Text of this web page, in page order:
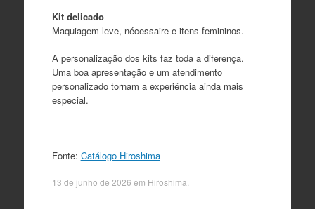
Kit delicado
Maquiagem leve, nécessaire e itens femininos.
A personalização dos kits faz toda a diferença.
Uma boa apresentação e um atendimento
personalizado tornam a experiência ainda mais
especial.
Fonte: Catálogo Hiroshima
13 de junho de 2026 em Hiroshima